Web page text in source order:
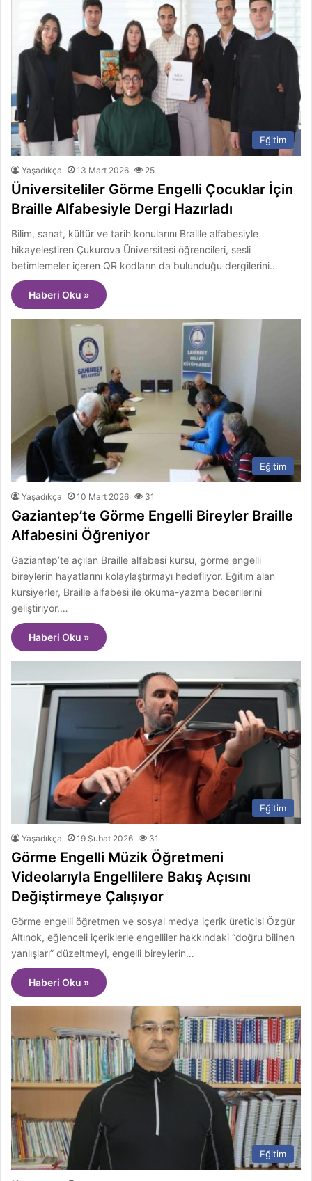
Eğitim
Yaşadıkça 13 Mart 2026 25
Üniversiteliler Görme Engelli Çocuklar İçin
Braille Alfabesiyle Dergi Hazırladı
Bilim, sanat, kültür ve tarih konularını Braille alfabesiyle
hikayeleştiren Çukurova Üniversitesi öğrencileri, sesli
betimlemeler içeren QR kodların da bulunduğu dergilerini…
Haberi Oku »
Eğitim
Yaşadıkça 10 Mart 2026 31
Gaziantep’te Görme Engelli Bireyler Braille
Alfabesini Öğreniyor
Gaziantep’te açılan Braille alfabesi kursu, görme engelli
bireylerin hayatlarını kolaylaştırmayı hedefliyor. Eğitim alan
kursiyerler, Braille alfabesi ile okuma-yazma becerilerini
geliştiriyor.…
Haberi Oku »
Eğitim
Yaşadıkça 19 Şubat 2026 31
Görme Engelli Müzik Öğretmeni
Videolarıyla Engellilere Bakış Açısını
Değiştirmeye Çalışıyor
Görme engelli öğretmen ve sosyal medya içerik üreticisi Özgür
Altınok, eğlenceli içeriklerle engelliler hakkındaki “doğru bilinen
yanlışları” düzeltmeyi, engelli bireylerin…
Haberi Oku »
Eğitim